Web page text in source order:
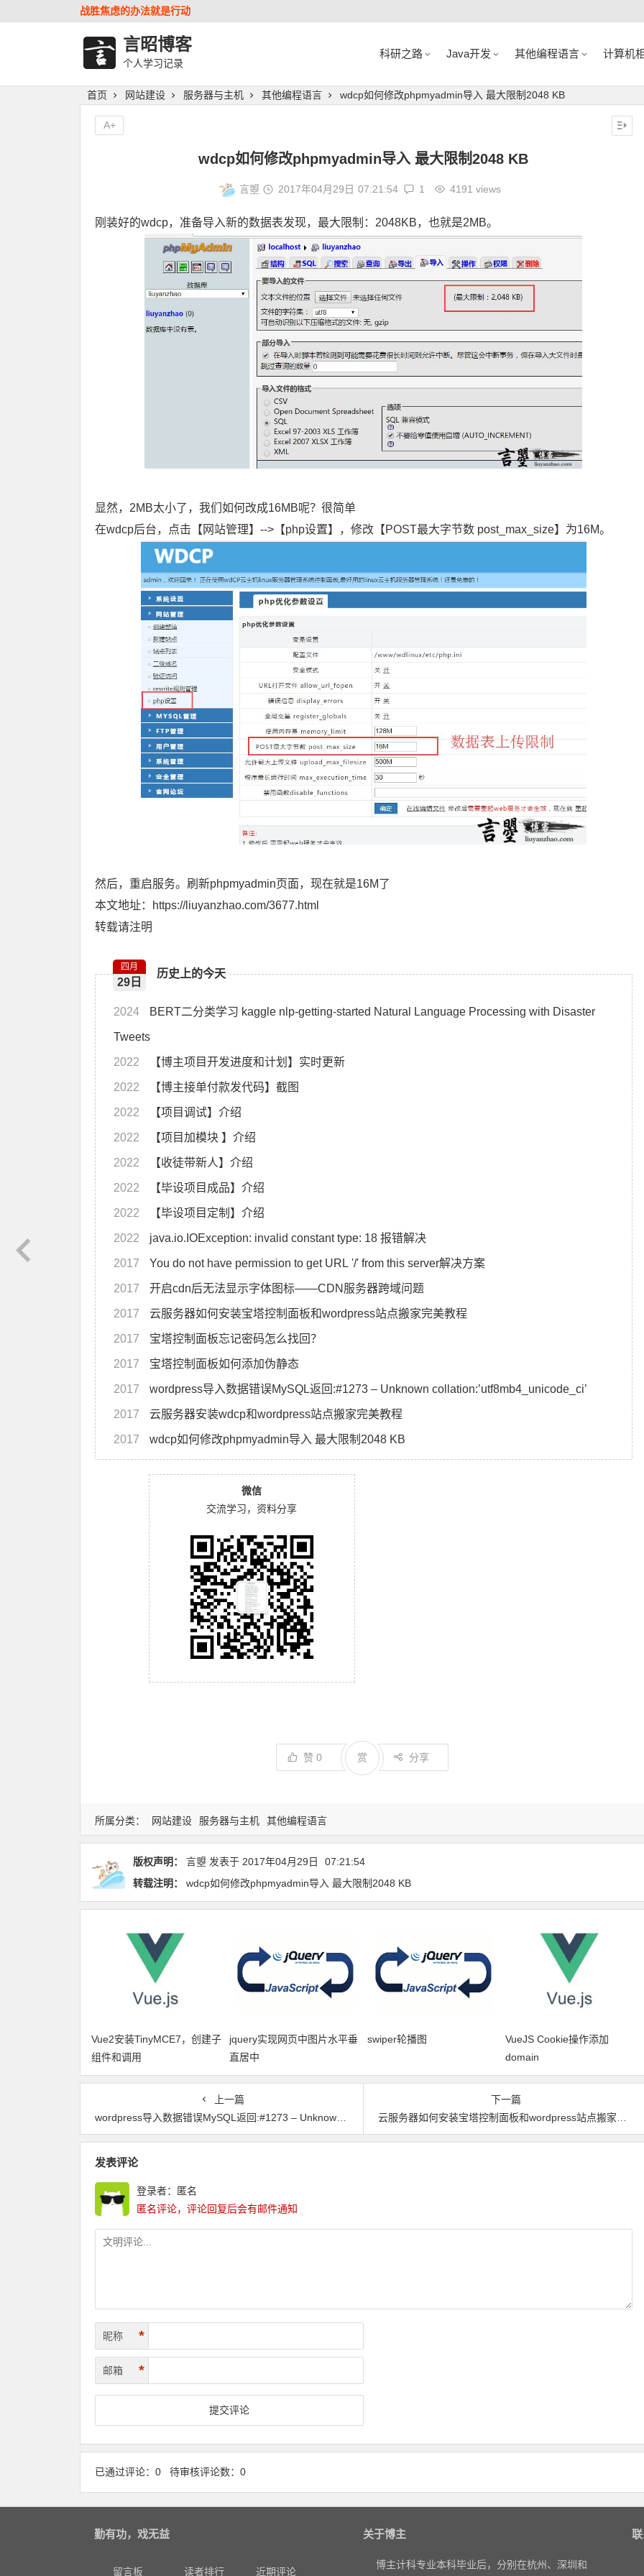
战胜焦虑的办法就是行动
言昭博客
个人学习记录
科研之路 Java开发 其他编程语言 计算机
首页 网站建设 服务器与主机 其他编程语言 wdcp如何修改phpmyadmin导入 最大限制2048 KB
wdcp如何修改phpmyadmin导入 最大限制2048 KB
言曌 2017年04月29日 07:21:54 1 4191 views
刚装好的wdcp，准备导入新的数据表发现，最大限制：2048KB，也就是2MB。
显然，2MB太小了，我们如何改成16MB呢？很简单
在wdcp后台，点击【网站管理】-->【php设置】，修改【POST最大字节数 post_max_size】为16M。
然后，重启服务。刷新phpmyadmin页面，现在就是16M了
本文地址：
https://liuyanzhao.com/3677.html
转载请注明
历史上的今天
四月
29日
2024
Tweets
2022 【博主项目开发进度和计划】实时更新
2022 【博主接单付款发代码】截图
2022 【项目调试】介绍
2022 【项目加模块 】介绍
2022 【收徒带新人】介绍
2022 【毕设项目成品】介绍
2022 【毕设项目定制】介绍
2022 java.io.IOException: invalid constant type: 18 报错解决
2017 You do not have permission to get URL '/' from this server解决方案
2017 开启cdn后无法显示字体图标——CDN服务器跨域问题
2017 云服务器如何安装宝塔控制面板和wordpress站点搬家完美教程
2017 宝塔控制面板忘记密码怎么找回？
2017 宝塔控制面板如何添加伪静态
2017 wordpress导入数据错误MySQL返回:#1273 – Unknown collation:’utf8mb4_unicode_ci’
2017 云服务器安装wdcp和wordpress站点搬家完美教程
2017 wdcp如何修改phpmyadmin导入 最大限制2048 KB
微信
交流学习，资料分享
赞0 分享
赏
A+
所属分类： 网站建设 服务器与主机 其他编程语言
版权声明： 言曌 发表于 2017年04月29日
07:21:54
转载注明：
wdcp如何修改phpmyadmin导入 最大限制2048 KB
Vue2安装TinyMCE7，创建子
组件和调用
jquery实现网页中图片水平垂
直居中
swiper轮播图
VueJS Cookie操作添加
domain
上一篇
wordpress导入数据错误MySQL返回:#1273 – Unknown collation:’utf8mb4_unicode_ci’
下一篇
云服务器如何安装宝塔控制面板和wordpress站点搬家完美教程
发表评论
登录者：匿名
匿名评论，评论回复后会有邮件通知
昵称 *
邮箱 *
已通过评论：0 待审核评论数：0
勤有功，戏无益
留言板 读者排行 近期评论
关于博主
博主计科专业本科毕业后，分别在杭州、深圳和